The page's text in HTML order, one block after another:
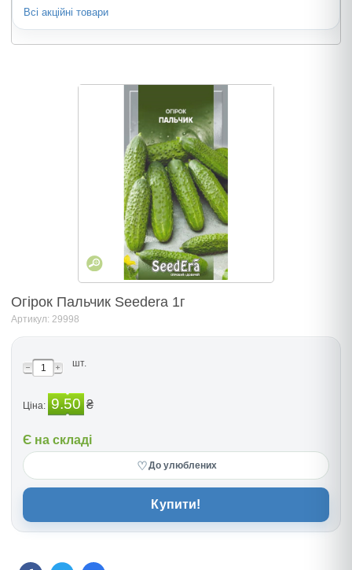
Всі акційні товари
Огірок Пальчик Seedera 1г
Артикул: 29998
шт.
Ціна: 9.50 ₴
Є на складі
♡До улюблених
Купити!